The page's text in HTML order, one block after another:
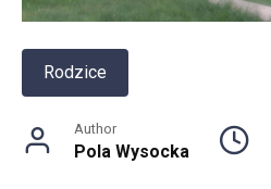
Rodzice
Author
Pola Wysocka